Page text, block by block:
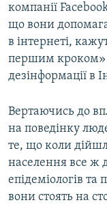
компанії
що вони
в інтернеті,
першим кроком»
дезінформації в
Вертаючись до
на поведінку
те, що коли
населення все ж
епідеміологів
вони стоять на